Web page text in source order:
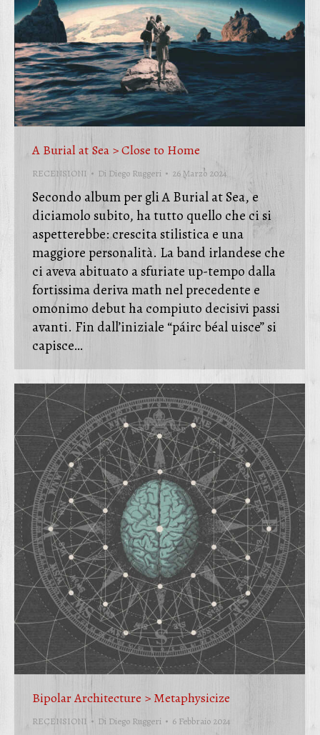
A Burial at Sea > Close to Home
RECENSIONI Di Diego Ruggeri 26 Marzo 2024
Secondo album per gli A Burial at Sea, e
diciamolo subito, ha tutto quello che ci si
aspetterebbe: crescita stilistica e una
maggiore personalità. La band irlandese che
ci aveva abituato a sfuriate up-tempo dalla
fortissima deriva math nel precedente e
omonimo debut ha compiuto decisivi passi
avanti. Fin dall’iniziale “páirc béal uisce” si
capisce…
Bipolar Architecture > Metaphysicize
RECENSIONI Di Diego Ruggeri 6 Febbraio 2024